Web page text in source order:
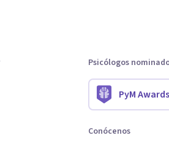
Psicólogos
PyM
Conócenos